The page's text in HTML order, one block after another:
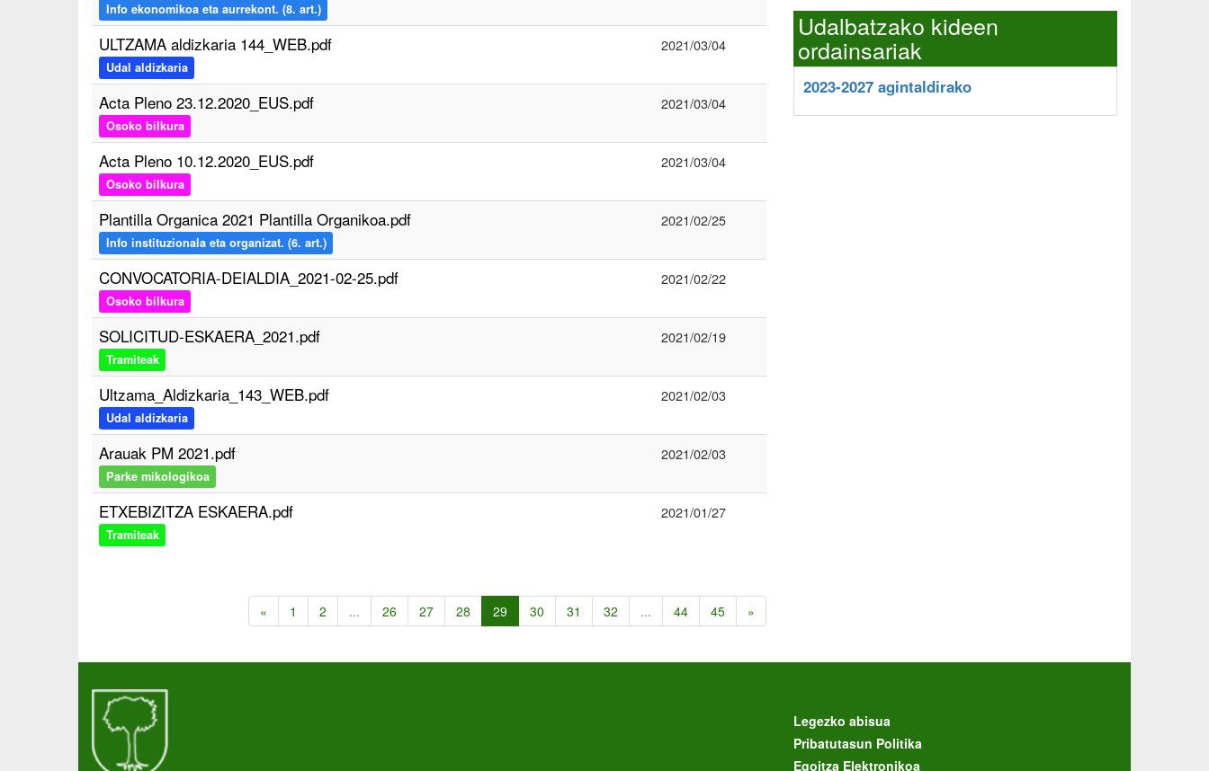
Info ekonomikoa eta aurrekont. (8. art.)
ULTZAMA aldizkaria 144_WEB.pdf
Udal aldizkaria
2021/03/04
Acta Pleno 23.12.2020_EUS.pdf
Osoko bilkura
2021/03/04
Acta Pleno 10.12.2020_EUS.pdf
Osoko bilkura
2021/03/04
Plantilla Organica 2021 Plantilla Organikoa.pdf
Info instituzionala eta organizat. (6. art.)
2021/02/25
CONVOCATORIA-DEIALDIA_2021-02-25.pdf
Osoko bilkura
2021/02/22
SOLICITUD-ESKAERA_2021.pdf
Tramiteak
2021/02/19
Ultzama_Aldizkaria_143_WEB.pdf
Udal aldizkaria
2021/02/03
Arauak PM 2021.pdf
Parke mikologikoa
2021/02/03
ETXEBIZITZA ESKAERA.pdf
Tramiteak
2021/01/27
« 1 2 ... 26 27 28 29 30 31 32 ... 44 45 »
Udalbatzako kideen
ordainsariak
2023-2027 agintaldirako
Legezko abisua
Pribatutasun Politika
Egoitza Elektronikoa